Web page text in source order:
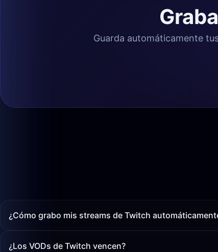
Guarda automáticamente
¿Cómo grabo mis streams de Twitch
¿Los VODs de Twitch vencen?